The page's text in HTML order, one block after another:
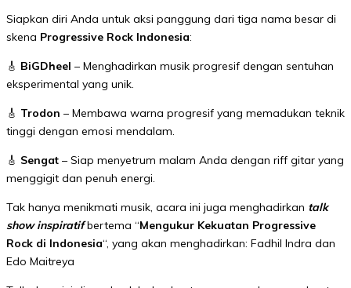
Siapkan diri Anda untuk aksi panggung dari tiga nama besar di
skena Progressive Rock Indonesia:
🎸 BiGDheel – Menghadirkan musik progresif dengan sentuhan
eksperimental yang unik.
🎸 Trodon – Membawa warna progresif yang memadukan teknik
tinggi dengan emosi mendalam.
🎸 Sengat – Siap menyetrum malam Anda dengan riff gitar yang
menggigit dan penuh energi.
Tak hanya menikmati musik, acara ini juga menghadirkan talk
show inspiratifbertema “Mengukur Kekuatan Progressive
Rock di Indonesia“, yang akan menghadirkan: Fadhil Indra dan
Edo Maitreya